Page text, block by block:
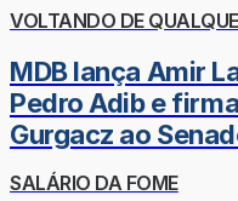
VOLTANDO DE
MDB lança Amir
Pedro Adib e
Gurgacz ao
SALÁRIO DA FOME